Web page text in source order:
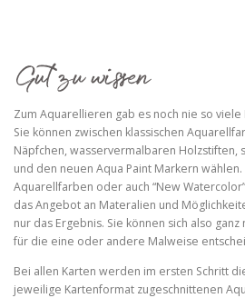
Zum Aquarellieren gab es noch nie so
Sie können zwischen klassischen
Näpfchen, wasservermalbaren Holzstiften,
und den neuen Aqua Paint Markern
Aquarellfarben oder auch “New
das Angebot an Materalien und
nur das Ergebnis. Sie können sich also
für die eine oder andere Malweise
Bei allen Karten werden im ersten Schritt
jeweilige Kartenformat zugeschnittenen